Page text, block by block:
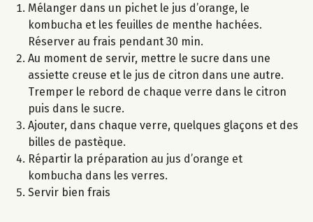
Mélanger dans un pichet le jus d’orange, le
kombucha et les feuilles de menthe hachées.
Réserver au frais pendant 30 min.
Au moment de servir, mettre le sucre dans une
assiette creuse et le jus de citron dans une autre.
Tremper le rebord de chaque verre dans le citron
puis dans le sucre.
Ajouter, dans chaque verre, quelques glaçons et des
billes de pastèque.
Répartir la préparation au jus d’orange et
kombucha dans les verres.
Servir bien frais